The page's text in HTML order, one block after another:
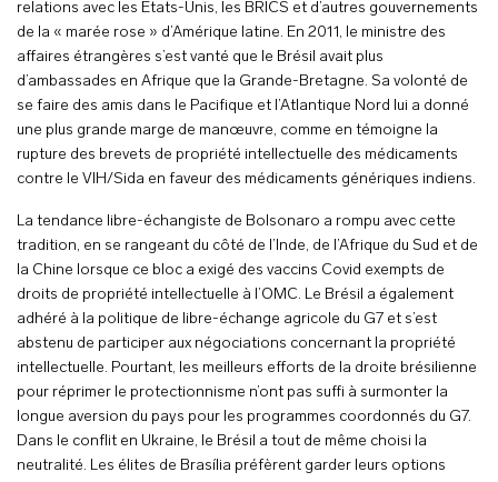
relations avec les États-Unis, les BRICS et d’autres gouvernements
de la « marée rose » d’Amérique latine. En 2011, le ministre des
affaires étrangères s’est vanté que le Brésil avait plus
d’ambassades en Afrique que la Grande-Bretagne. Sa volonté de
se faire des amis dans le Pacifique et l’Atlantique Nord lui a donné
une plus grande marge de manœuvre, comme en témoigne la
rupture des brevets de propriété intellectuelle des médicaments
contre le VIH/Sida en faveur des médicaments génériques indiens.
La tendance libre-échangiste de Bolsonaro a rompu avec cette
tradition, en se rangeant du côté de l’Inde, de l’Afrique du Sud et de
la Chine lorsque ce bloc a exigé des vaccins Covid exempts de
droits de propriété intellectuelle à l’OMC. Le Brésil a également
adhéré à la politique de libre-échange agricole du G7 et s’est
abstenu de participer aux négociations concernant la propriété
intellectuelle. Pourtant, les meilleurs efforts de la droite brésilienne
pour réprimer le protectionnisme n’ont pas suffi à surmonter la
longue aversion du pays pour les programmes coordonnés du G7.
Dans le conflit en Ukraine, le Brésil a tout de même choisi la
neutralité. Les élites de Brasília préfèrent garder leurs options